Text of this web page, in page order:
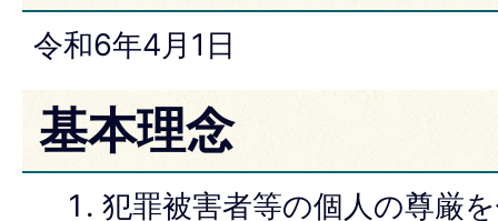
令和6年4月1日
基本理念
犯罪被害者等の個人の尊厳